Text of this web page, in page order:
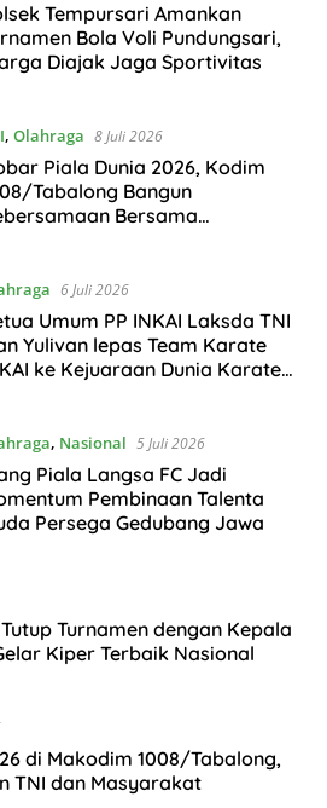
Tempursari Amankan
Bola Voli Pundungsari,
Diajak Jaga Sportivitas
, Olahraga 8 Juli 2026
Piala Dunia 2026, Kodim
Tabalong Bangun
Bersama
6 Juli 2026
Umum PP INKAI Laksda TNI
Yulivan lepas Team Karate
ke Kejuaraan Dunia Karate
, Nasional 5 Juli 2026
Piala Langsa FC Jadi
Pembinaan Talenta
Persega Gedubang Jawa
Turnamen dengan Kepala
Kiper Terbaik Nasional
di Makodim 1008/Tabalong,
TNI dan Masyarakat